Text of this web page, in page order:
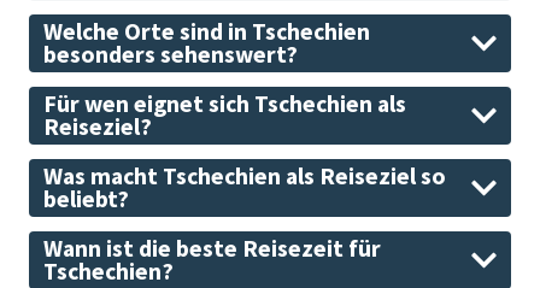
Welche Orte sind in Tschechien
besonders sehenswert?
Für wen eignet sich Tschechien als
Reiseziel?
Was macht Tschechien als Reiseziel so
beliebt?
Wann ist die beste Reisezeit für
Tschechien?